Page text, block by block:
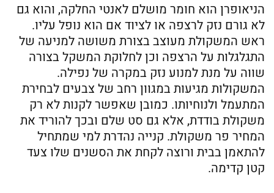
הניאופרן הוא חומר מושלם לאנטי החלקה, והוא גם
לא גורם נזק לרצפה או לציוד אם הוא נופל עליו.
ראש המשקולת מעוצב בצורת משושה למניעה של
התגלגלות על הרצפה וכן לחלוקת המשקל בצורה
שווה על מנת למנוע נזק במקרה של נפילה.
המשקולות מגיעות במגוון רחב של צבעים לבחירת
המתעמל ולנוחיותו. כמובן שאפשר לקנות לא רק
משקולת בודדת, אלא גם סט שלם ובכך להוריד את
המחיר פר משקולת. קנייה נהדרת למי שמתחיל
להתאמן בבית ורוצה לקחת את הסשנים שלו צעד
קטן קדימה.